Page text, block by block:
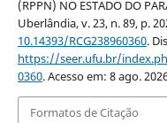
(RPPN) NO ESTADO DO
Uberlândia, v. 23, n. 89, p.
10.14393/RCG238960360.
https://seer.ufu.br/
0360. Acesso em: 8 ago.
Formatos de Citação